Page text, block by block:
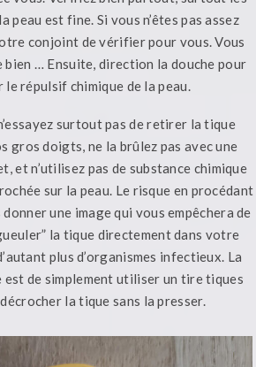
peau est fine. Si vous n’êtes pas assez
conjoint de vérifier pour vous. Vous
bien … Ensuite, direction la douche pour
le répulsif chimique de la peau.
surtout pas de retirer la tique
gros doigts, ne la brûlez pas avec une
et n’utilisez pas de substance chimique
sur la peau. Le risque en procédant
une image qui vous empêchera de
la tique directement dans votre
plus d’organismes infectieux. La
de simplement utiliser un tire tiques
la tique sans la presser.